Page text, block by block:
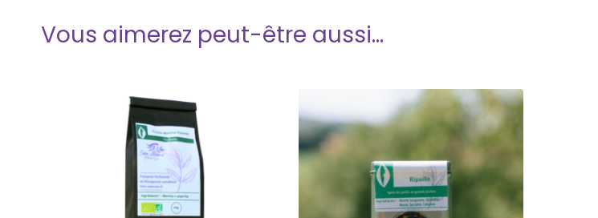
Vous aimerez peut-être aussi…